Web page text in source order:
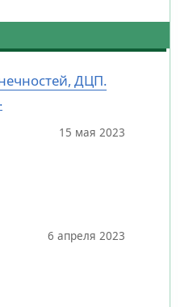
ДЦП.
15 мая 2023
6 апреля 2023